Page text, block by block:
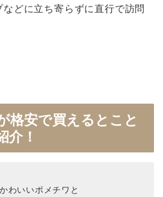
どに立ち寄らずに直行で訪問
格安で買えるとこと
介！
わいいポメチワと